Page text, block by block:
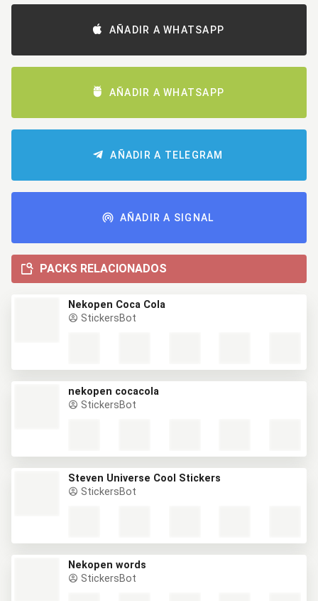
AÑADIR A WHATSAPP
AÑADIR A WHATSAPP
AÑADIR A TELEGRAM
AÑADIR A SIGNAL
PACKS RELACIONADOS
Nekopen Coca Cola
StickersBot
nekopen cocacola
StickersBot
Steven Universe Cool Stickers
StickersBot
Nekopen words
StickersBot